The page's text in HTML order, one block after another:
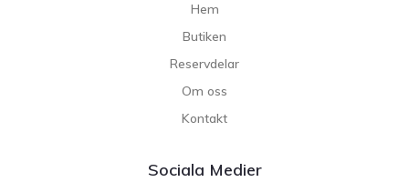
Hem
Butiken
Reservdelar
Om oss
Kontakt
Sociala Medier